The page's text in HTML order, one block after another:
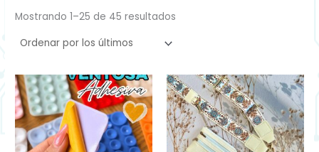
Mostrando 1–25 de 45 resultados